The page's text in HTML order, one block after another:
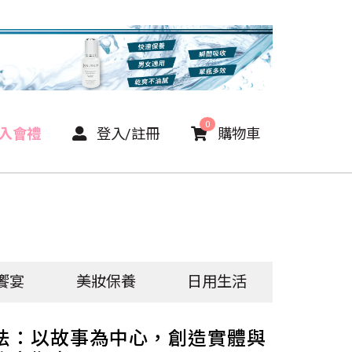
會禮 登入/註冊 購物車
0
宴 美妝保養 日用生活
：以故事為中心，創造實體與